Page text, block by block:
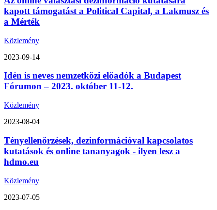
kapott támogatást a Political Capital, a Lakmusz és
a Mérték
Közlemény
2023-09-14
Idén is neves nemzetközi előadók a Budapest
Fórumon – 2023. október 11-12.
Közlemény
2023-08-04
Tényellenőrzések, dezinformációval kapcsolatos
kutatások és online tananyagok - ilyen lesz a
hdmo.eu
Közlemény
2023-07-05